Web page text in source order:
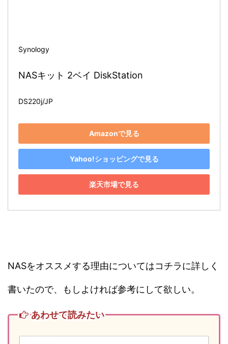
Synology
NASキット 2ベイ DiskStation
DS220j/JP
Amazonで見る
Yahoo!ショッピングで見る
楽天市場で見る
NASをオススメする理由についてはコチラに詳しく
書いたので、もしよければ参考にして欲しい。
あわせて読みたい